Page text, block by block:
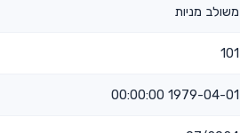
משולב מניות
101
1979-04-01 00:00:00